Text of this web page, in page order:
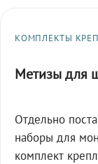
КОМПЛЕКТЫ
Метизы для
Отдельно
наборы для
комплект